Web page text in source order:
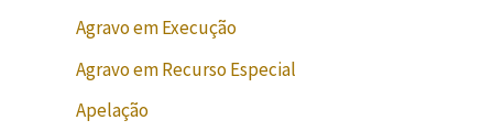
Agravo em Execução
Agravo em Recurso Especial
Apelação